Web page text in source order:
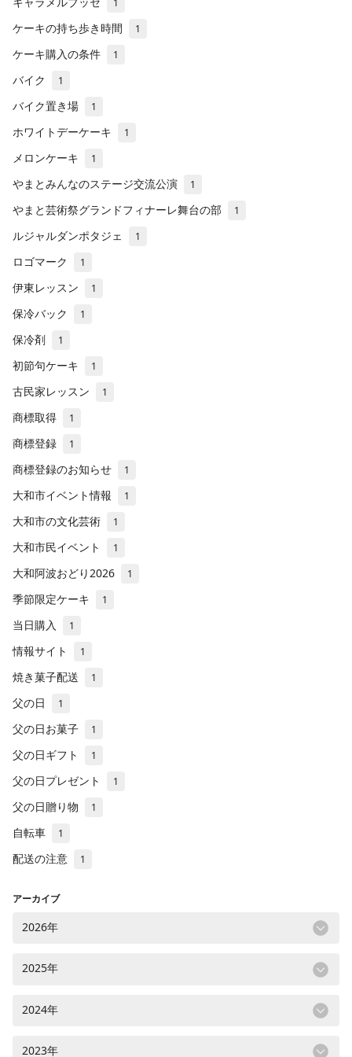
1
ケーキの持ち歩き時間 1
ケーキ購入の条件 1
バイク 1
バイク置き場 1
ホワイトデーケーキ 1
メロンケーキ 1
やまとみんなのステージ交流公演 1
やまと芸術祭グランドフィナーレ舞台の部 1
ルジャルダンポタジェ 1
ロゴマーク 1
伊東レッスン 1
保冷バック 1
保冷剤 1
初節句ケーキ 1
古民家レッスン 1
商標取得 1
商標登録 1
商標登録のお知らせ 1
大和市イベント情報 1
大和市の文化芸術 1
大和市民イベント 1
大和阿波おどり2026 1
季節限定ケーキ 1
当日購入 1
情報サイト 1
焼き菓子配送 1
父の日 1
父の日お菓子 1
父の日ギフト 1
父の日プレゼント 1
父の日贈り物 1
自転車 1
配送の注意 1
アーカイブ
2026年
2025年
2024年
2023年